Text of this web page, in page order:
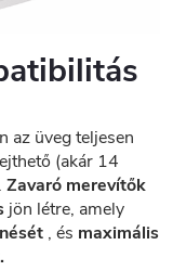
az üveg teljesen
(akár 14
Zavaró merevítők
jön létre, amely
, és maximális